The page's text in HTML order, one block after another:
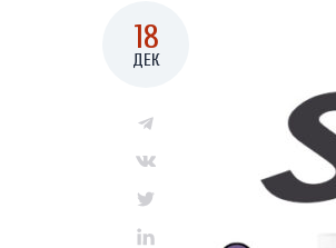
18
ДЕК